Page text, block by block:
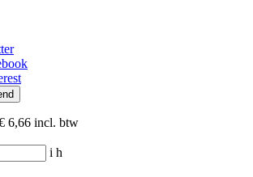
6,66 incl. btw
i h